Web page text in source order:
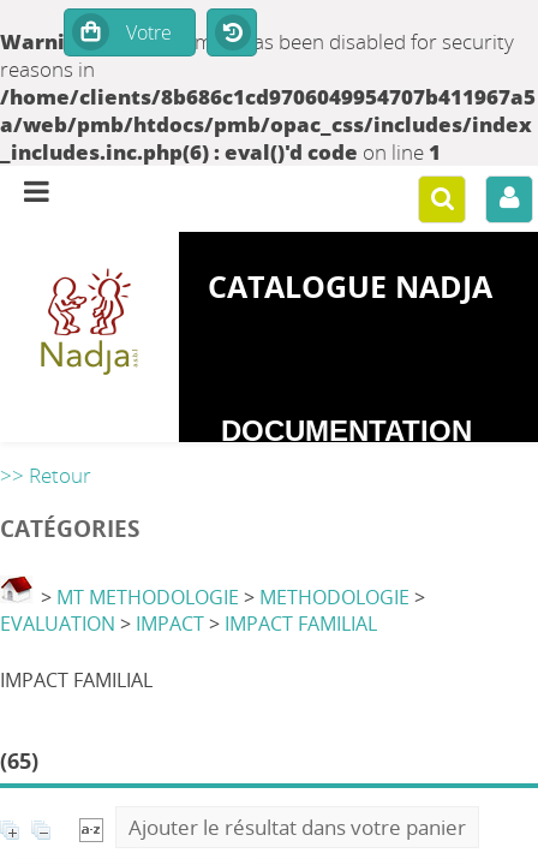
Warning: set_time_limit() has been disabled for security
reasons in
/home/clients/8b686c1cd9706049954707b411967a5
a/web/pmb/htdocs/pmb/opac_css/includes/index
_includes.inc.php(6) : eval()'d code on line 1
CATALOGUE NADJA
DOCUMENTATION
>> Retour
CATÉGORIES
> MT METHODOLOGIE > METHODOLOGIE >
EVALUATION > IMPACT> IMPACT FAMILIAL
IMPACT FAMILIAL
(65)
Ajouter le résultat dans votre panier